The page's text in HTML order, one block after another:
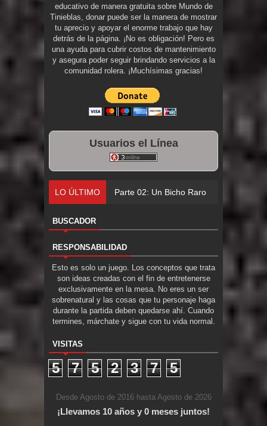
educativo de manera gratuita sobre Mundo de
Tinieblas, donar puede ser la manera de mostrar
tu aprecio y apoyar el enorme trabajo que hay
detrás de la página. ¡No es obligación! Pero es
una ayuda para cubrir costos de mantenimiento
y asegura poder seguir brindando servicios a la
comunidad rolera. ¡Muchísimas gracias!
Usuarios el Línea
LO ÚLTIMO Parte 02: Un Bicho Raro
BUSCADOR
RESPONSABILIDAD
Esto es solo un juego. Los conceptos que trata
son ideas creadas con el fin de entretenerse
exclusivamente en la mesa. No eres un ser
sobrenatural y las cosas que tu personaje haga
durante la partida deben quedarse ahí. Cuando
termines, márchate y sigue con tu vida normal.
VISITAS
5 7 5 2 3 7 5
Desde Agosto de 2016 hasta Agosto de 2026
¡Llevamos 10 años y 0 meses juntos!